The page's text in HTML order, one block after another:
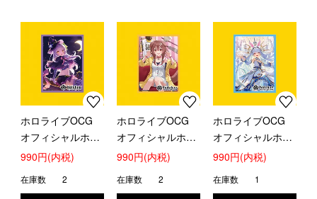
ホロライブOCG
オフィシャルホロ
カスリーブ (紫咲
990円(内税)
在庫数 2
ホロライブOCG
オフィシャルホロ
カスリーブ (戌神
990円(内税)
在庫数 2
ホロライブOCG
オフィシャルホロ
カスリーブ (兎田
990円(内税)
在庫数 1